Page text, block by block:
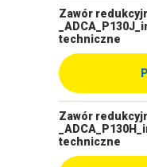
Zawór
techniczne
Zawór
techniczne